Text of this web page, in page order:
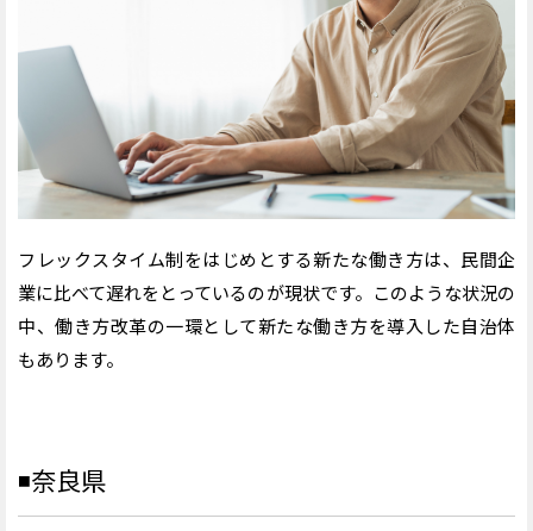
フレックスタイム制をはじめとする新たな働き方は、民間企
業に比べて遅れをとっているのが現状です。このような状況の
中、働き方改革の一環として新たな働き方を導入した自治体
もあります。
◾️奈良県